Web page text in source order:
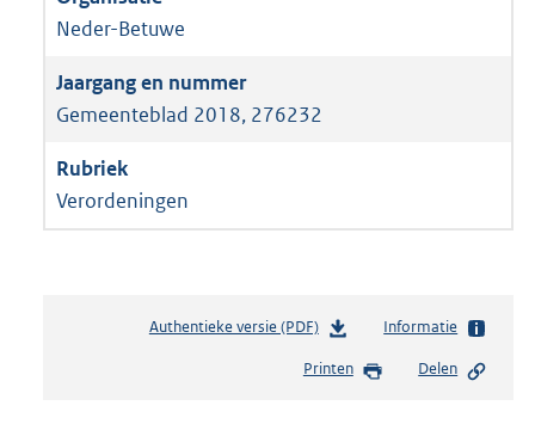
Neder-Betuwe
Gemeenteblad 2018, 276232
Verordeningen
Authentieke versie (PDF)b
s
Informatie
Printen Delen